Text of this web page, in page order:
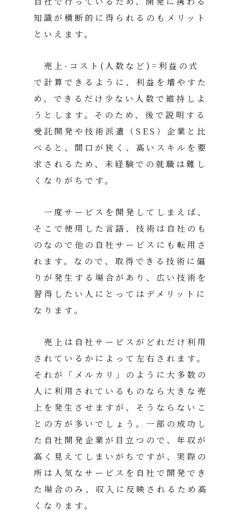
知識が横断的に得られるのもメリット
といえます。
売上-コスト(人数など)=利益の式
で計算できるように、利益を増やすた
め、できるだけ少ない人数で維持しよ
うとします。そのため、後で説明する
受託開発や技術派遣（SES）企業と比
べると、間口が狭く、高いスキルを要
求されるため、未経験での就職は難し
くなりがちです。
一度サービスを開発してしまえば、
そこで使用した言語、技術は自社のも
のなので他の自社サービスにも転用さ
れます。なので、取得できる技術に偏
りが発生する場合があり、広い技術を
習得したい人にとってはデメリットに
なります。
売上は自社サービスがどれだけ利用
されているかによって左右されます。
それが「メルカリ」のように大多数の
人に利用されているものなら大きな売
上を発生させますが、そうならないこ
との方が多いでしょう。一部の成功し
た自社開発企業が目立つので、年収が
高く見えてしまいがちですが、実際の
所は人気なサービスを自社で開発でき
た場合のみ、収入に反映されるため高
くなります。